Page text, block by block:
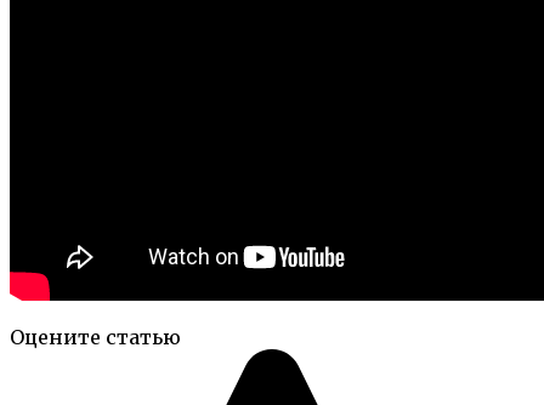
Оцените статью